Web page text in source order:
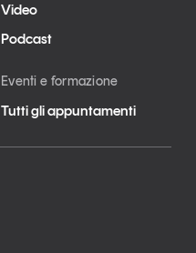
Video
Podcast
Eventi e formazione
Tutti gli appuntamenti